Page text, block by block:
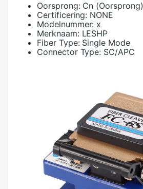
Oorsprong: Cn (Oorsprong)
Certificering: NONE
Modelnummer: x
Merknaam: LESHP
Fiber Type: Single Mode
Connector Type: SC/APC